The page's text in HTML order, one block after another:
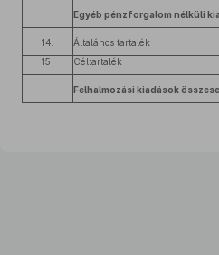
Egyéb pénzforgalom nélküli
14.
Általános tartalék
15.
Céltartalék
Felhalmozási kiadások